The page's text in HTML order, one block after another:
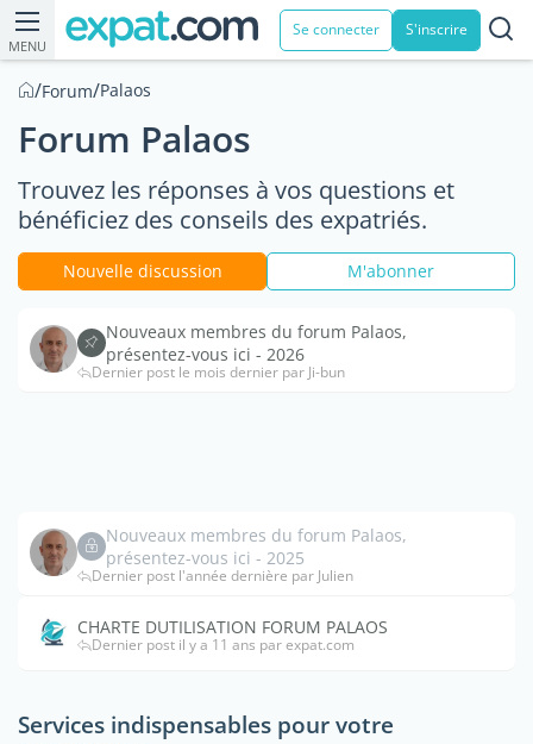
MENU
Se connecter S'inscrire
/Forum/Palaos
Forum Palaos
Trouvez les réponses à vos questions et
bénéficiez des conseils des expatriés.
Nouvelle discussion M'abonner
Nouveaux membres du forum Palaos,
présentez-vous ici - 2026
Dernier post le mois dernier par Ji-bun
Nouveaux membres du forum Palaos,
présentez-vous ici - 2025
Dernier post l'année dernière par Julien
CHARTE DUTILISATION FORUM PALAOS
Dernier post il y a 11 ans par expat.com
Services indispensables pour votre